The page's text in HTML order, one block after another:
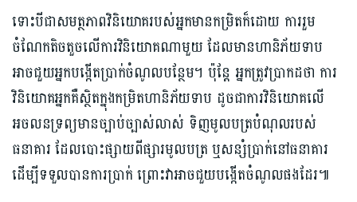
ទោះបីជាសមត្ថភាពវិនិយោគរបស់អ្នកមានកម្រិតក៏ដោយ ការរួម
ចំណែកតិចតួចលើការវិនិយោគណាមួយ ដែលមានហានិភ័យទាប
អាចជួយអ្នកបង្កើតប្រាក់ចំណូលបន្ថែម។ ប៉ុន្តែ អ្នកត្រូវប្រាកដថា ការ
វិនិយោគអ្នកគឺស្ថិតក្នុងកម្រិតហានិភ័យទាប ដូចជាការវិនិយោគលើ
អចលនទ្រព្យមានច្បាប់ច្បាស់លាស់ ទិញមូលបត្របំណុលរបស់
ធនាគារ ដែលបោះផ្សាយពីផ្សារមូលបត្រ ឬសន្សំប្រាក់នៅធនាគារ
ដើម្បីទទួលបានការប្រាក់ ព្រោះវាអាចជួយបង្កើតចំណូលផងដែរ៕